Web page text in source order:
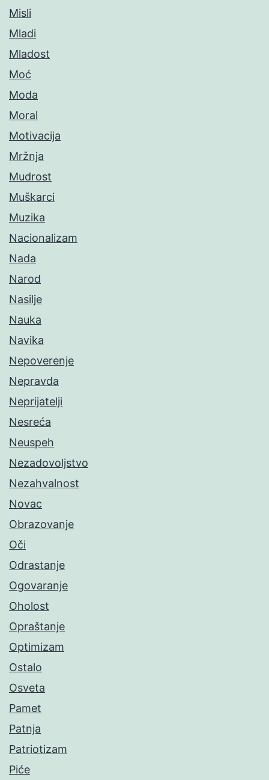
Misli
Mladi
Mladost
Moć
Moda
Moral
Motivacija
Mržnja
Mudrost
Muškarci
Muzika
Nacionalizam
Nada
Narod
Nasilje
Nauka
Navika
Nepoverenje
Nepravda
Neprijatelji
Nesreća
Neuspeh
Nezadovoljstvo
Nezahvalnost
Novac
Obrazovanje
Oči
Odrastanje
Ogovaranje
Oholost
Opraštanje
Optimizam
Ostalo
Osveta
Pamet
Patnja
Patriotizam
Piće